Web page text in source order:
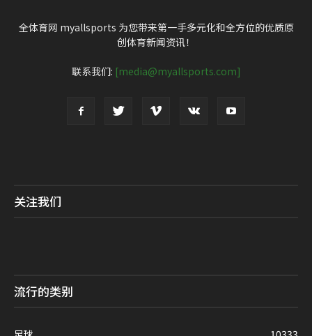
全体育网 myallsports 为您带来第一手多元化和全方位的优质原
创体育新闻资讯！
联系我们: [media@myallsports.com]
关注我们
流行的类别